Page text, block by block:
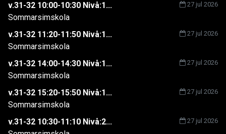
v.31-32 10:00-10:30 Nivå:1... 27 jul 2026
Sommarsimskola
v.31-32 11:20-11:50 Nivå:1...
27 jul 2026
Sommarsimskola
v.31-32 14:00-14:30 Nivå:1...
27 jul 2026
Sommarsimskola
v.31-32 15:20-15:50 Nivå:1...
27 jul 2026
Sommarsimskola
v.31-32 10:30-11:10 Nivå:2...
27 jul 2026